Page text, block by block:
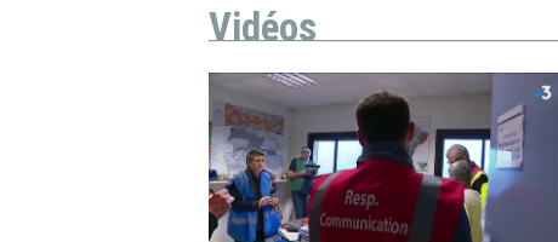
Vidéos